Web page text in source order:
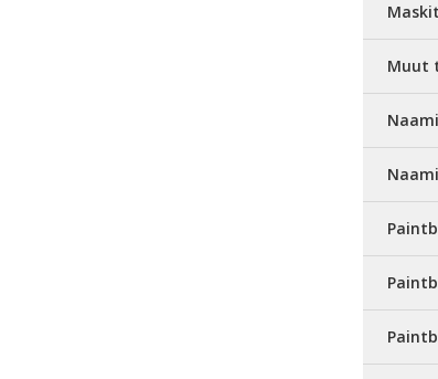
Maskit
Muut